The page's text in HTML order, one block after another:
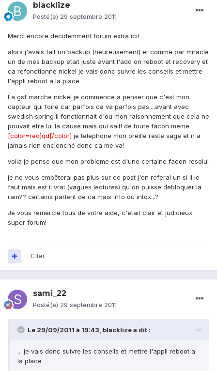
blacklize
Posté(e) 29 septembre 2011
Merci encore decidemment forum extra ici!
alors j'avais fait un backup (heureusement) et comme par miracle
un de mes backup etait juste avant l'add on reboot et recovery et
ca refonctionne nickel je vais donc suivre les conseils et mettre
l'appli reboot a la place
La gsf marche nickel je commence a penser que c'est mon
capteur qui foire car parfois ca va parfois pas....avant avec
swedish spring il fonctionnait d'ou mon raisonnement que cela ne
pouvait etre lui la cause mais qui sait! de toute facon meme
[color=red]qd[/color] je telephone mon oreille reste sage et n'a
jamais rien enclenché donc ca me va!
voila je pense que mon probleme est d'une certaine facon resolu!
je ne vous embêterai pas plus sur ce post j'en referai un si il le
faut mais est il vrai (vagues lectures) qu'on puisse debloquer la
ram?? certains parlent de ca mais info ou intox...?
Je vous remercie tous de votre aide, c'etait clair et judicieux
super forum!
Citer
sami_22
Posté(e) 29 septembre 2011
Le 29/09/2011 à 19:43, blacklize a dit :
... je vais donc suivre les conseils et mettre l'appli reboot a
la place